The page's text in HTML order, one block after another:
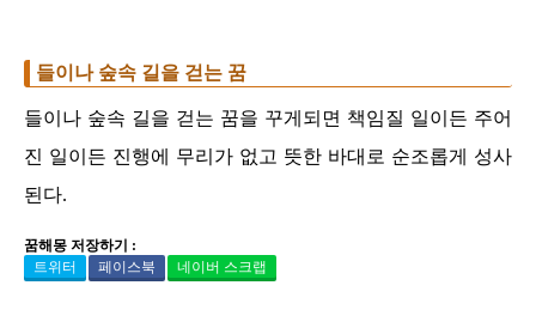
들이나 숲속 길을 걷는 꿈
들이나 숲속 길을 걷는 꿈을 꾸게되면 책임질 일이든 주어
진 일이든 진행에 무리가 없고 뜻한 바대로 순조롭게 성사
된다.
꿈해몽 저장하기 :
트위터
페이스북 네이버 스크랩